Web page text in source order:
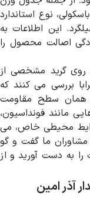
نوع استاندارد
این اطلاعات به
اصالت محصول را
روی گرید مشخصی از
بررسی می کنند که
و همان سطح مقاومت
مانند فونداسیون،
محیطی خاص، می
مشاوران ما گفت و گو
به دست آورید و از
آذر امین